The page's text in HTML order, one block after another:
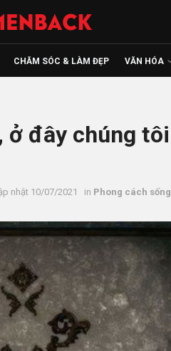
CHĂM SÓC & LÀM ĐẸP VĂN HÓA
ở đây chúng tôi
nhật 10/07/2021 in Phong cách sống